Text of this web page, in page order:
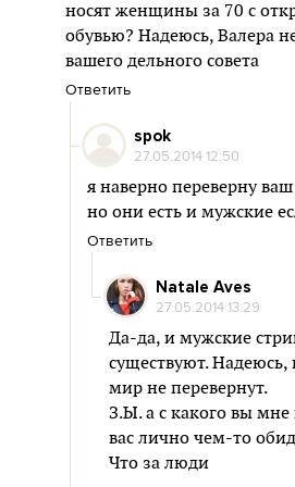
носят женщины за 70 с
обувью? Надеюсь, Валера
вашего дельного совета
Ответить
spok
27.05.2014 12:50
я наверно переверну
но они есть и мужские
Ответить
Natale Aves
27.05.2014 13:29
Да-да, и мужские
существуют.
мир не перевернут.
З.Ы. а с какого вы мне
вас лично чем-то
Что за люди